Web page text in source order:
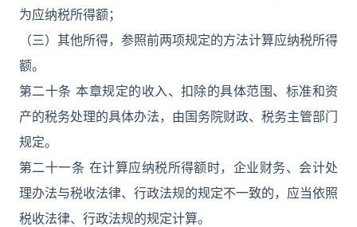
为应纳税所得额；
（三）其他所得，参照前两项规定的方法计算应纳税所得
额。
第二十条 本章规定的收入、扣除的具体范围、标准和资
产的税务处理的具体办法，由国务院财政、税务主管部门
规定。
第二十一条 在计算应纳税所得额时，企业财务、会计处
理办法与税收法律、行政法规的规定不一致的，应当依照
税收法律、行政法规的规定计算。